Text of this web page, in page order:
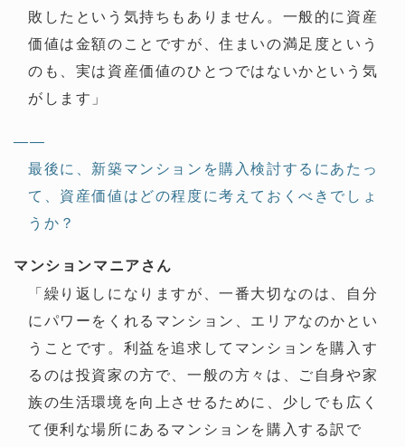
敗したという気持ちもありません。一般的に資産
価値は金額のことですが、住まいの満足度という
のも、実は資産価値のひとつではないかという気
がします」
——
最後に、新築マンションを購入検討するにあたっ
て、資産価値はどの程度に考えておくべきでしょ
うか？
マンションマニアさん
「繰り返しになりますが、一番大切なのは、自分
にパワーをくれるマンション、エリアなのかとい
うことです。利益を追求してマンションを購入す
るのは投資家の方で、一般の方々は、ご自身や家
族の生活環境を向上させるために、少しでも広く
て便利な場所にあるマンションを購入する訳で